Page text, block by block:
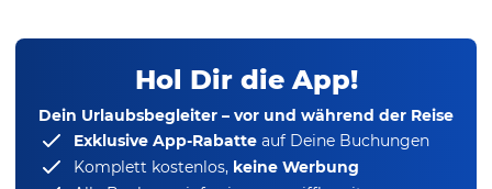
Hol Dir die App!
Dein Urlaubsbegleiter – vor und während der Reise
Exklusive App-Rabatte auf Deine Buchungen
Komplett kostenlos, keine Werbung